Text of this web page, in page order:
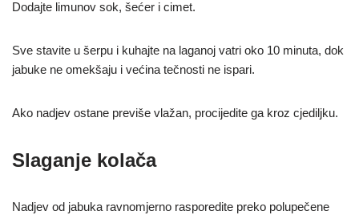
Dodajte limunov sok, šećer i cimet.
Sve stavite u šerpu i kuhajte na laganoj vatri oko 10 minuta, dok
jabuke ne omekšaju i većina tečnosti ne ispari.
Ako nadjev ostane previše vlažan, procijedite ga kroz cjediljku.
Slaganje kolača
Nadjev od jabuka ravnomjerno rasporedite preko polupečene